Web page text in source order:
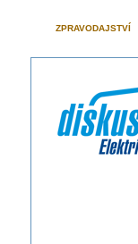
ZPRAVODAJSTVÍ